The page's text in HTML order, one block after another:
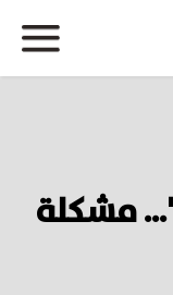
مشكلة